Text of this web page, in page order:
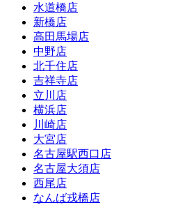
水道橋店
新橋店
高田馬場店
中野店
北千住店
吉祥寺店
立川店
横浜店
川崎店
大宮店
名古屋駅西口店
名古屋大須店
西尾店
なんば戎橋店